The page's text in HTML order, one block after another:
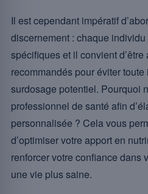
Il est cependant impératif
discernement : chaque
spécifiques et il convient
recommandés pour éviter
surdosage potentiel. Pourquoi
professionnel de santé afin
personnalisée ? Cela vous
d’optimiser votre apport en
renforcer votre confiance dans
une vie plus saine.